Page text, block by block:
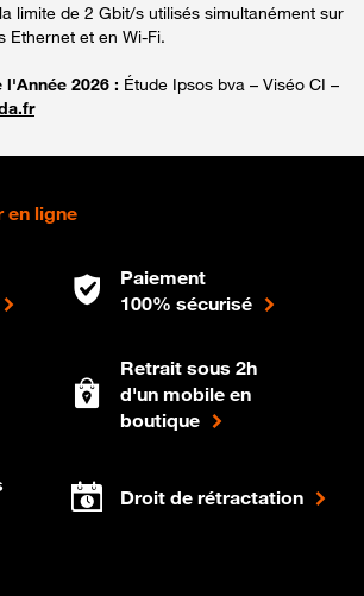
limite de 2 Gbit/s utilisés simultanément sur
Ethernet et en Wi-Fi.
2026 : Étude Ipsos bva – Viséo CI –
en ligne
Paiement
100% sécurisé
Retrait sous 2h
d'un mobile en
boutique
Droit de rétractation